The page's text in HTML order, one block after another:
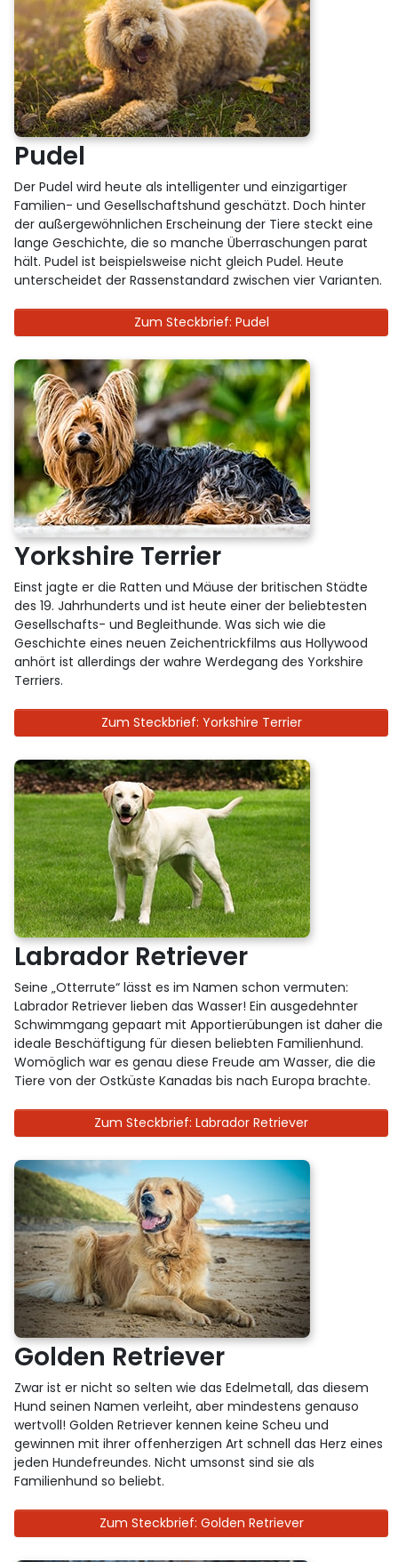
Pudel
Der Pudel wird heute als intelligenter und einzigartiger
Familien- und Gesellschaftshund geschätzt. Doch hinter
der außergewöhnlichen Erscheinung der Tiere steckt eine
lange Geschichte, die so manche Überraschungen parat
hält. Pudel ist beispielsweise nicht gleich Pudel. Heute
unterscheidet der Rassenstandard zwischen vier Varianten.
Zum Steckbrief: Pudel
Yorkshire Terrier
Einst jagte er die Ratten und Mäuse der britischen Städte
des 19. Jahrhunderts und ist heute einer der beliebtesten
Gesellschafts- und Begleithunde. Was sich wie die
Geschichte eines neuen Zeichentrickfilms aus Hollywood
anhört ist allerdings der wahre Werdegang des Yorkshire
Terriers.
Zum Steckbrief: Yorkshire Terrier
Labrador Retriever
Seine „Otterrute“ lässt es im Namen schon vermuten:
Labrador Retriever lieben das Wasser! Ein ausgedehnter
Schwimmgang gepaart mit Apportierübungen ist daher die
ideale Beschäftigung für diesen beliebten Familienhund.
Womöglich war es genau diese Freude am Wasser, die die
Tiere von der Ostküste Kanadas bis nach Europa brachte.
Zum Steckbrief: Labrador Retriever
Golden Retriever
Zwar ist er nicht so selten wie das Edelmetall, das diesem
Hund seinen Namen verleiht, aber mindestens genauso
wertvoll! Golden Retriever kennen keine Scheu und
gewinnen mit ihrer offenherzigen Art schnell das Herz eines
jeden Hundefreundes. Nicht umsonst sind sie als
Familienhund so beliebt.
Zum Steckbrief: Golden Retriever